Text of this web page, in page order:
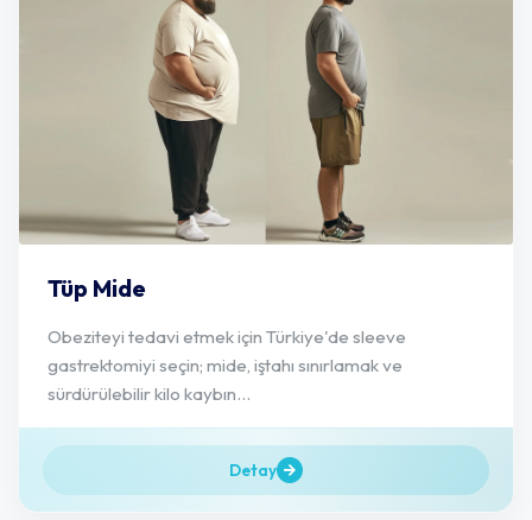
Tüp Mide
Obeziteyi tedavi etmek için Türkiye'de sleeve
gastrektomiyi seçin; mide, iştahı sınırlamak ve
sürdürülebilir kilo kaybın...
Detay